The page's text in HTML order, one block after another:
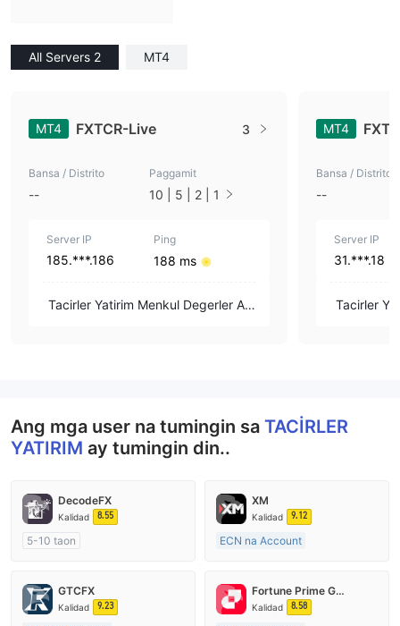
All Servers 2 MT4
MT4 FXTCR-Live 3
Bansa / Distrito
--
Paggamit
10 | 5 | 2 | 1
Server IP
185.***.186
Ping
188 ms
Tacirler Yatirim Menkul Degerler A.
MT4
Bansa / Distrito
--
Server IP
31.***.18
Tacirler
Ang mga user na tumingin sa TACİRLER
YATIRIM ay tumingin din..
DecodeFX
Kalidad 8.55
5-10 taon
Paggawa ng Market (MM)
Pangunahing label na MT4
XM
Kalidad 9.12
ECN na Account
Kinokontrol sa Australia
Paggawa ng Market (MM)
GTCFX
Kalidad 9.23
Fortune Prime Global
Kalidad 8.58